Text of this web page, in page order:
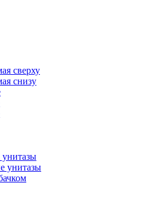
сверху
снизу
унитазы